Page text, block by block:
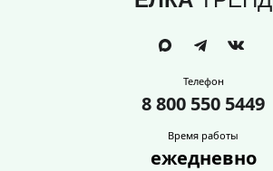
Телефон
8 800 550 5449
Время работы
ежедневно